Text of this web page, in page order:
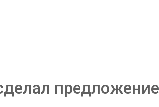
предложение